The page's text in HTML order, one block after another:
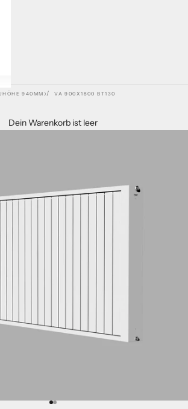
940MM) VA 900X1800 BT130
Dein Warenkorb ist leer
Gehe zu Element 1
Gehe zu Element 2